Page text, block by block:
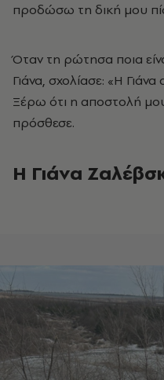
προδώσω τη δική μου
Όταν τη ρώτησα ποια
Γιάνα, σχολίασε: «Η
Ξέρω ότι η αποστολή
πρόσθεσε.
Η Γιάνα